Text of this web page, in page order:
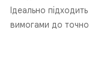
Ідеально
вимогами до